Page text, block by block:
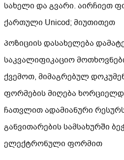
სახელი და გვარი. აირჩიეთ
ქართული Unicod; მიუთითეთ
პოზიციის დასახელება
საკვალიფიკაციო
ქვემოთ, მიმაგრებულ
ფორმების მიღება
ჩათვლით ადამიანური
განვითარების სამსახურში
ელექტრონული ფორმით